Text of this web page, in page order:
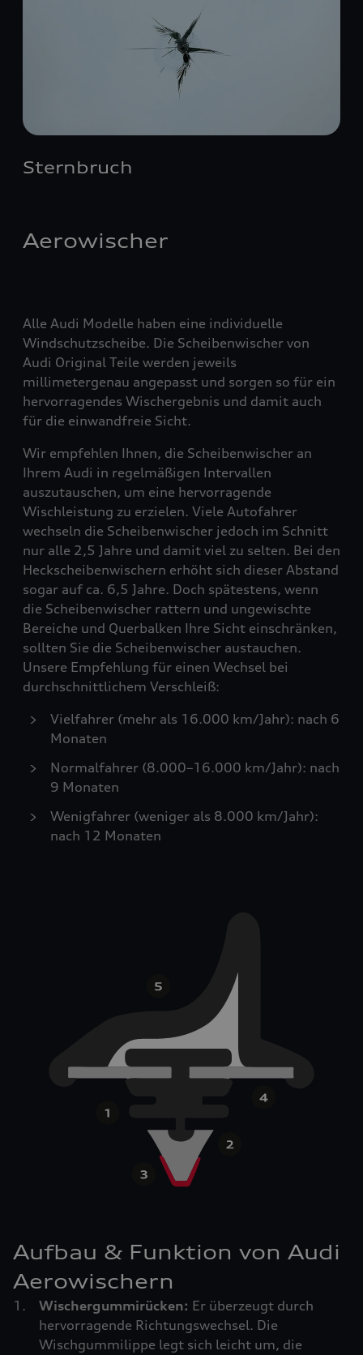
Sternbruch
Aerowischer
Alle Audi Modelle haben eine individuelle
Windschutzscheibe. Die Scheibenwischer von
Audi Original Teile werden jeweils
millimetergenau angepasst und sorgen so für ein
hervorragendes Wischergebnis und damit auch
für die einwandfreie Sicht.
Wir empfehlen Ihnen, die Scheibenwischer an
Ihrem Audi in regelmäßigen Intervallen
auszutauschen, um eine hervorragende
Wischleistung zu erzielen. Viele Autofahrer
wechseln die Scheibenwischer jedoch im Schnitt
nur alle 2,5 Jahre und damit viel zu selten. Bei den
Heckscheibenwischern erhöht sich dieser Abstand
sogar auf ca. 6,5 Jahre. Doch spätestens, wenn
die Scheibenwischer rattern und ungewischte
Bereiche und Querbalken Ihre Sicht einschränken,
sollten Sie die Scheibenwischer austauchen.
Unsere Empfehlung für einen Wechsel bei
durchschnittlichem Verschleiß:
Vielfahrer (mehr als 16.000 km/Jahr): nach 6
Monaten
Normalfahrer (8.000–16.000 km/Jahr): nach
9 Monaten
Wenigfahrer (weniger als 8.000 km/Jahr):
nach 12 Monaten
Aufbau & Funktion von Audi
Aerowischern
Wischergummirücken: Er überzeugt durch
hervorragende Richtungswechsel. Die
Wischgummilippe legt sich leicht um, die